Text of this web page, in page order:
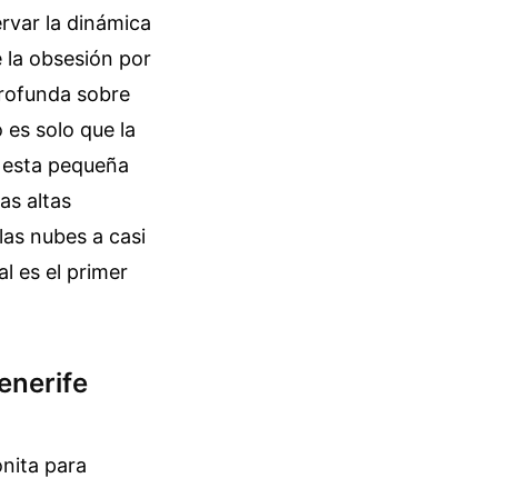
la dinámica
la obsesión por
sobre
solo que la
pequeña
altas
nubes a casi
es el primer
para